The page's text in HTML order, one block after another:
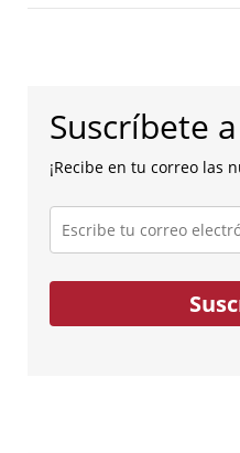
Suscríbete
¡Recibe en tu correo las
Escribe
tu
correo
electrónico...